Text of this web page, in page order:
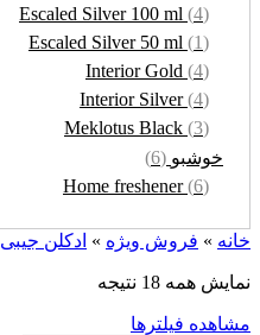
(4)
Escaled Silver 100 ml
(1)
Escaled Silver 50 ml
(4)
Interior Gold
(4)
Interior Silver
(3)
Meklotus Black
خوشبو (6)
(6)
Home freshener
خانه » فروش ویژه » ادکلن جیبی
نمایش همه 18 نتیجه
مشاهده فیلترها